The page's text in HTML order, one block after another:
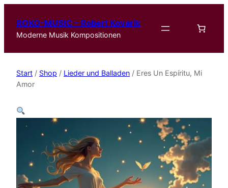
ROKO-MUSIC – Robert Kovarik
Moderne Musik Kompositionen
Start / Shop / Lieder und Balladen / Eres Un Espíritu, Mi
Amor